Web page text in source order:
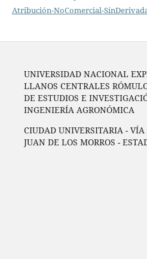
Atribución-NoComercial-
UNIVERSIDAD NACIONAL
LLANOS CENTRALES
DE ESTUDIOS E
INGENIERÍA AGRONÓMICA
CIUDAD UNIVERSITARIA -
JUAN DE LOS MORROS -